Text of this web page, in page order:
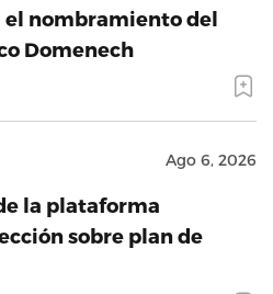
el nombramiento del
Domenech
Ago 6, 2026
la plataforma
sobre plan de